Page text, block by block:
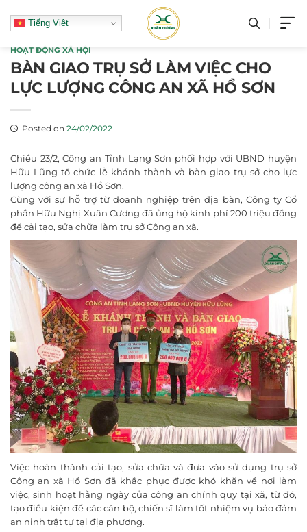
Tiếng Việt
HOẠT ĐỘNG XÃ HỘI
BÀN GIAO TRỤ SỞ LÀM VIỆC CHO
LỰC LƯỢNG CÔNG AN XÃ HỒ SƠN
Posted on 24/02/2022
Chiều 23/2, Công an Tỉnh Lạng Sơn phối hợp với UBND huyện
Hữu Lũng tổ chức lễ khánh thành và bàn giao trụ sở cho lực
lượng công an xã Hồ Sơn.
Cùng với sự hỗ trợ từ doanh nghiệp trên địa bàn, Công ty Cổ
phần Hữu Nghị Xuân Cương đã ủng hộ kinh phí 200 triệu đồng
để cải tạo, sửa chữa làm trụ sở Công an xã.
Việc hoàn thành cải tạo, sửa chữa và đưa vào sử dụng trụ sở
Công an xã Hồ Sơn đã khắc phục được khó khăn về nơi làm
việc, sinh hoạt hằng ngày của công an chính quy tại xã, từ đó,
tạo điều kiện để các cán bộ, chiến sĩ làm tốt nhiệm vụ bảo đảm
an ninh trật tự tại địa phương.